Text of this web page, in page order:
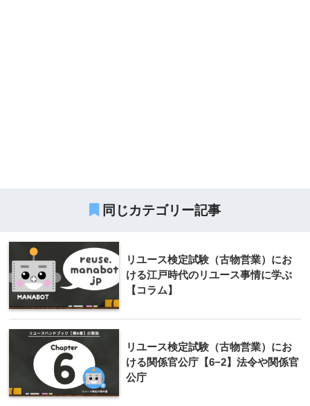
同じカテゴリー記事
リユース検定試験（古物営業）にお
ける江戸時代のリユース事情に学ぶ
【コラム】
リユース検定試験（古物営業）にお
ける関係官公庁【6−2】法令や関係官
公庁